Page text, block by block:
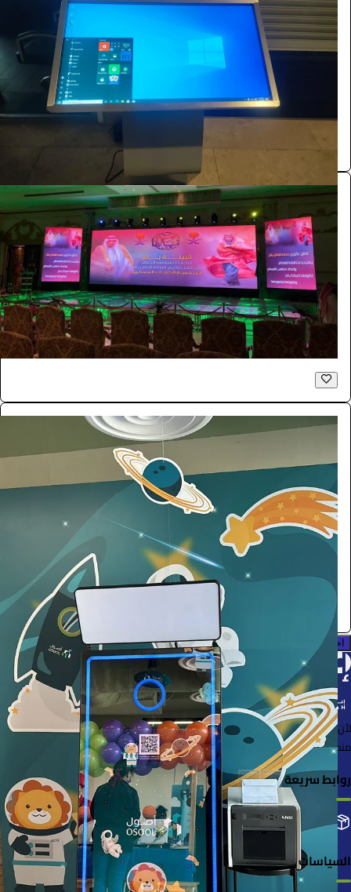
الفعاليات والحفلات
528
/ اليوم
بازنت لتنظيم المعارض
الفعاليات والحفلات
181.5
/ اليوم
الرياض
بازنت لتنظيم المعارض
الفعاليات والحفلات
4290
/ اليوم
الرياض
احجز الآن
لأن الأشياء خُلقت لتُستخدم
منصة لإعارة واستعارة المنتجات بسهولة وأمان
روابط سريعة
التصنيفات إضافة منتجك طلباتي
السياسات